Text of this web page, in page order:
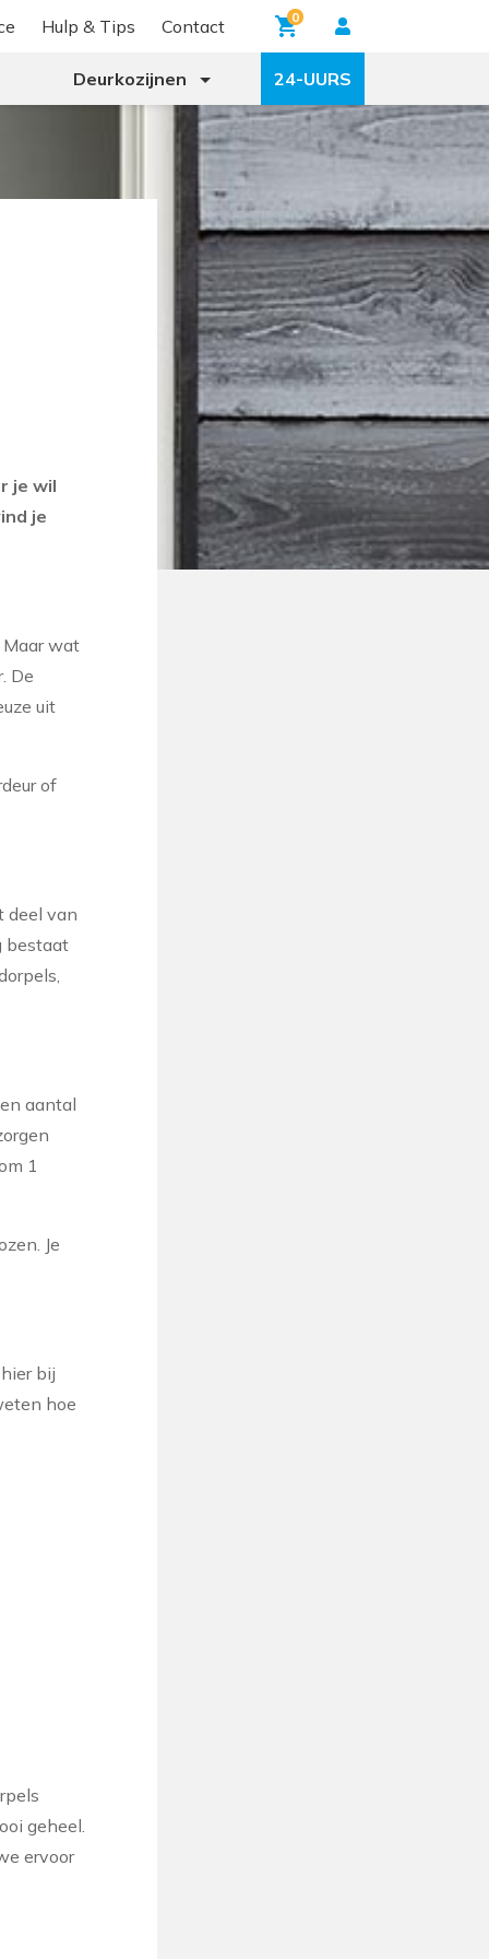
Hulp & Tips Contact 0
Deurkozijnen 24-UURS
je wil
je
Maar wat
De
uit
of
deel van
bestaat
aantal
1
Je
bij
hoe
geheel.
ervoor